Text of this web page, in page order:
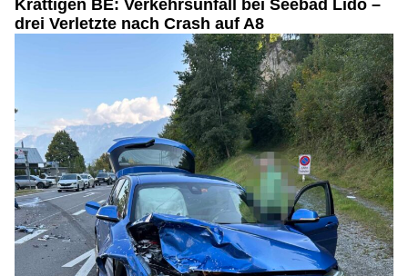
Krattigen BE: Verkehrsunfall bei Seebad Lido –
drei Verletzte nach Crash auf A8